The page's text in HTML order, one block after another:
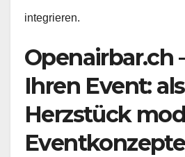
integrieren.
Openairbar.ch
Ihren Event: als
Herzstück
Eventkonzepte